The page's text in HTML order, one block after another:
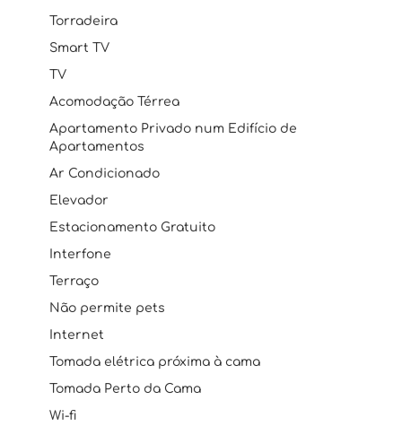
Torradeira
Smart TV
TV
Acomodação Térrea
Apartamento Privado num Edifício de
Apartamentos
Ar Condicionado
Elevador
Estacionamento Gratuito
Interfone
Terraço
Não permite pets
Internet
Tomada elétrica próxima à cama
Tomada Perto da Cama
Wi-fi